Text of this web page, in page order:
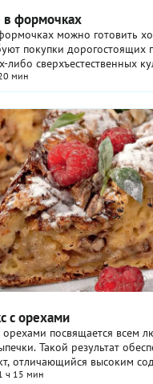
в формочках
можно готовить
покупки дорогостоящих
либо сверхъестественных
нравится такая ...
мин
с орехами
посвящается всем
Такой результат
отличающийся высоким
А еще банан придает ...
ч 15 мин